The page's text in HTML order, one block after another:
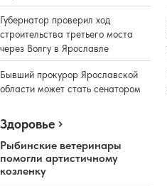
Губернатор проверил ход
строительства третьего моста
через Волгу в Ярославле
Бывший прокурор Ярославской
области может стать сенатором
Здоровье
Рыбинские ветеринары
помогли артистичному
козленку